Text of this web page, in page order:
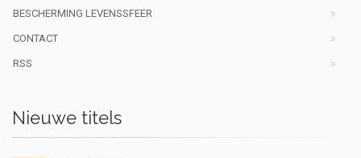
BESCHERMING LEVENSSFEER
CONTACT
RSS
Nieuwe titels